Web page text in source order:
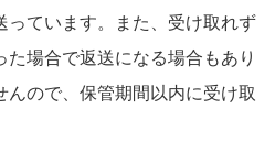
っています。また、受け取れず
場合で返送になる場合もあり
んので、保管期間以内に受け取